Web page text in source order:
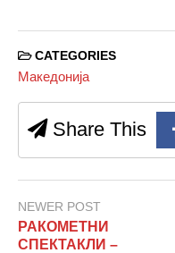
CATEGORIES
Македонија
Share This
NEWER POST
РАКОМЕТНИ
СПЕКТАКЛИ –